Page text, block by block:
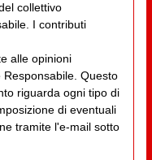
collettivo
I contributi
alle opinioni
Questo
riguarda ogni tipo di
di eventuali
tramite l'e-mail sotto